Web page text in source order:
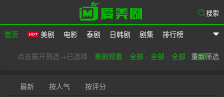
爱美剧
首页 美剧 电影 泰剧 日韩剧 剧集 排行榜
搜索
点击展开筛选→已选择 美剧观看 全部 全部 全部 全部
重新筛选
最新 按人气 按评分